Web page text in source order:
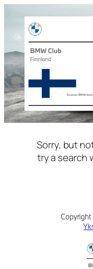
sisältöön
Sorry, but
try a search